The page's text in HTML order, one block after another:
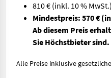
810 € (inkl. 10 % MwSt.)
Mindestpreis: 570 €
Ab diesem Preis
Sie Höchstbieter sind.
Alle Preise inklusive